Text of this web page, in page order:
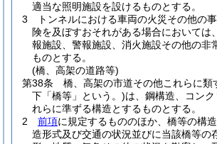
適当な照明施設を設けるものとする。
3
トンネルにおける車両の火災その他の
険を及ぼすおそれがある場合においては
報施設、警報施設、消火施設その他の非
ものとする。
(橋、高架の道路等)
第38条
橋、高架の市道その他これらに類
下「橋等」という。)は、鋼構造、コン
れらに準ずる構造とするものとする。
2
前項に規定するもののほか、橋等の構
造形式及び交通の状況並びに当該橋等の